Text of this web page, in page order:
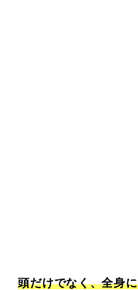
頭だけでなく、全身